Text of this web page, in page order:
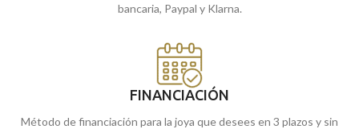
bancaria, Paypal y Klarna.
FINANCIACIÓN
Método de financiación para la joya que desees en 3 plazos y sin